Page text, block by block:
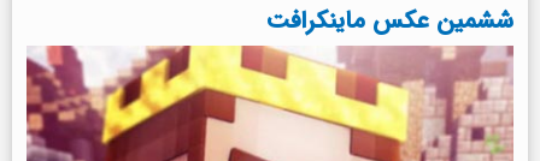
ششمین عکس ماینکرافت